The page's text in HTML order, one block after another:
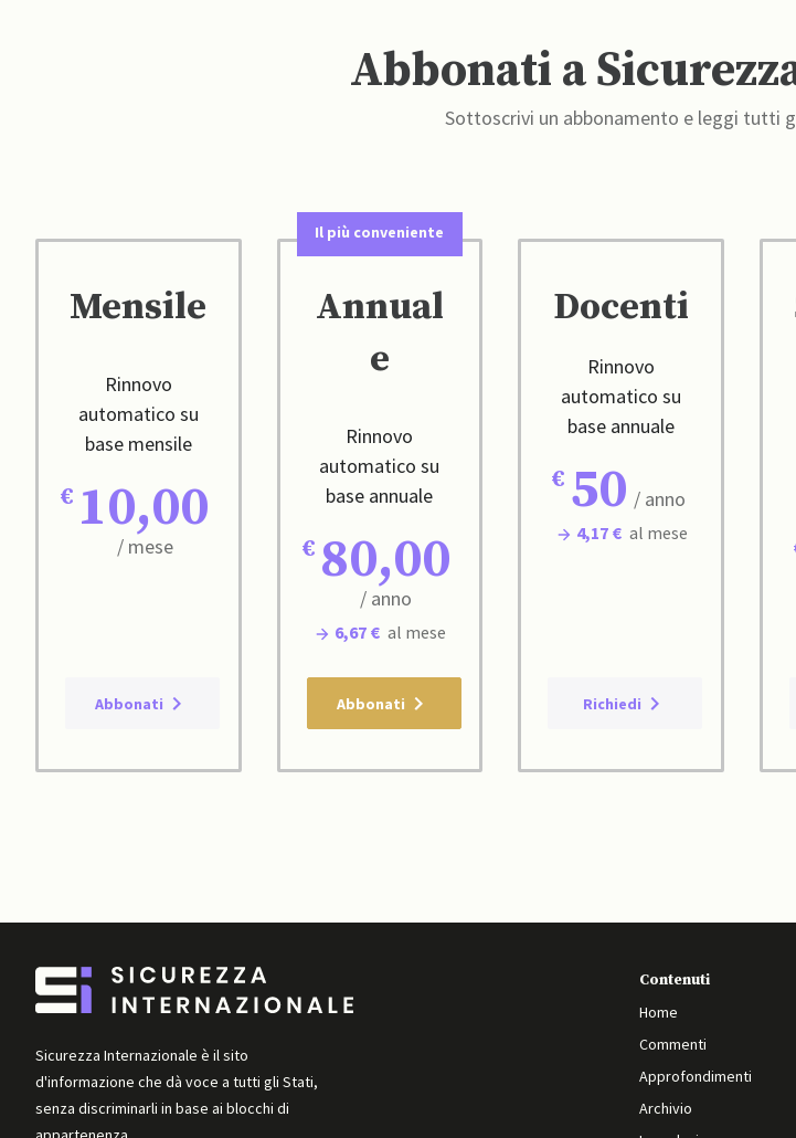
Abbonati a
Sottoscrivi un abbonamento e leggi tutti
Mensile
Rinnovo
automatico su
base mensile
10,00
/ mese
Abbonati
Il più conveniente
Annual
e
Rinnovo
automatico su
base annuale
80,00
/ anno
6,67 € al mese
Abbonati
Docenti
Rinnovo
automatico su
base annuale
50 / anno
4,17 € al mese
Richiedi
Sicurezza Internazionale è il sito
d'informazione che dà voce a tutti gli Stati,
senza discriminarli in base ai blocchi di
Contenuti
Home
Commenti
Approfondimenti
Archivio